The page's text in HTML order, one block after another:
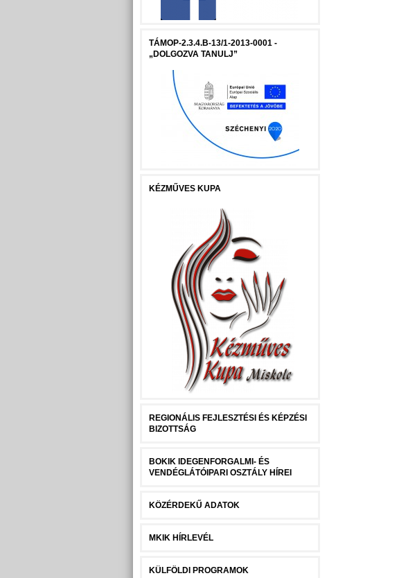
TÁMOP-2.3.4.B-13/1-2013-0001 -
„DOLGOZVA TANULJ”
KÉZMŰVES KUPA
REGIONÁLIS FEJLESZTÉSI ÉS KÉPZÉSI
BIZOTTSÁG
BOKIK IDEGENFORGALMI- ÉS
VENDÉGLÁTÓIPARI OSZTÁLY HÍREI
KÖZÉRDEKŰ ADATOK
MKIK HÍRLEVÉL
KÜLFÖLDI PROGRAMOK